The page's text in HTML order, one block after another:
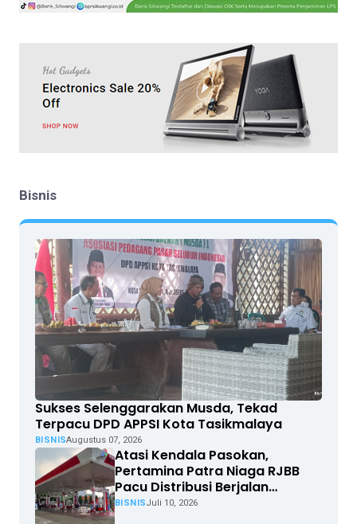
Bisnis
Sukses Selenggarakan Musda, Tekad
Terpacu DPD APPSI Kota Tasikmalaya
BISNISAugustus 07, 2026
Atasi Kendala Pasokan,
Pertamina Patra Niaga RJBB
Pacu Distribusi Berjalan
Optimal
BISNISJuli 10, 2026